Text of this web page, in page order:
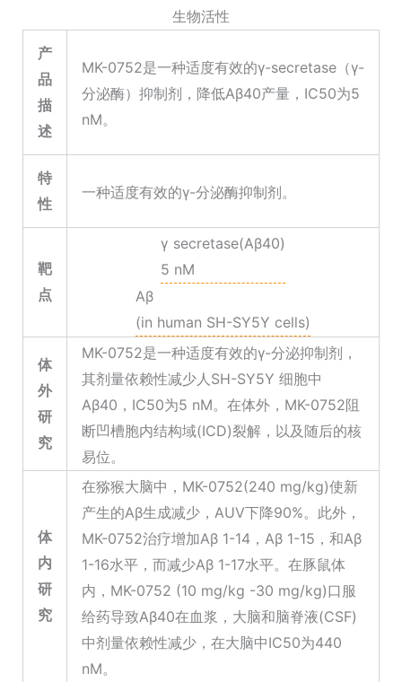
生物活性
产
品
描
述
MK-0752是一种适度有效的γ-secretase（γ-
分泌酶）抑制剂，降低Aβ40产量，IC50为5
nM。
特
性
一种适度有效的γ-分泌酶抑制剂。
靶
点
γ secretase(Aβ40)
5 nM
Aβ
(in human SH-SY5Y cells)
体
外
研
究
MK-0752是一种适度有效的γ-分泌抑制剂，
其剂量依赖性减少人SH-SY5Y 细胞中
Aβ40，IC50为5 nM。在体外，MK-0752阻
断凹槽胞内结构域(ICD)裂解，以及随后的核
易位。
体
内
研
究
在猕猴大脑中，MK-0752(240 mg/kg)使新
产生的Aβ生成减少，AUV下降90%。此外，
MK-0752治疗增加Aβ 1-14，Aβ 1-15，和Aβ
1-16水平，而减少Aβ 1-17水平。在豚鼠体
内，MK-0752 (10 mg/kg -30 mg/kg)口服
给药导致Aβ40在血浆，大脑和脑脊液(CSF)
中剂量依赖性减少，在大脑中IC50为440
nM。